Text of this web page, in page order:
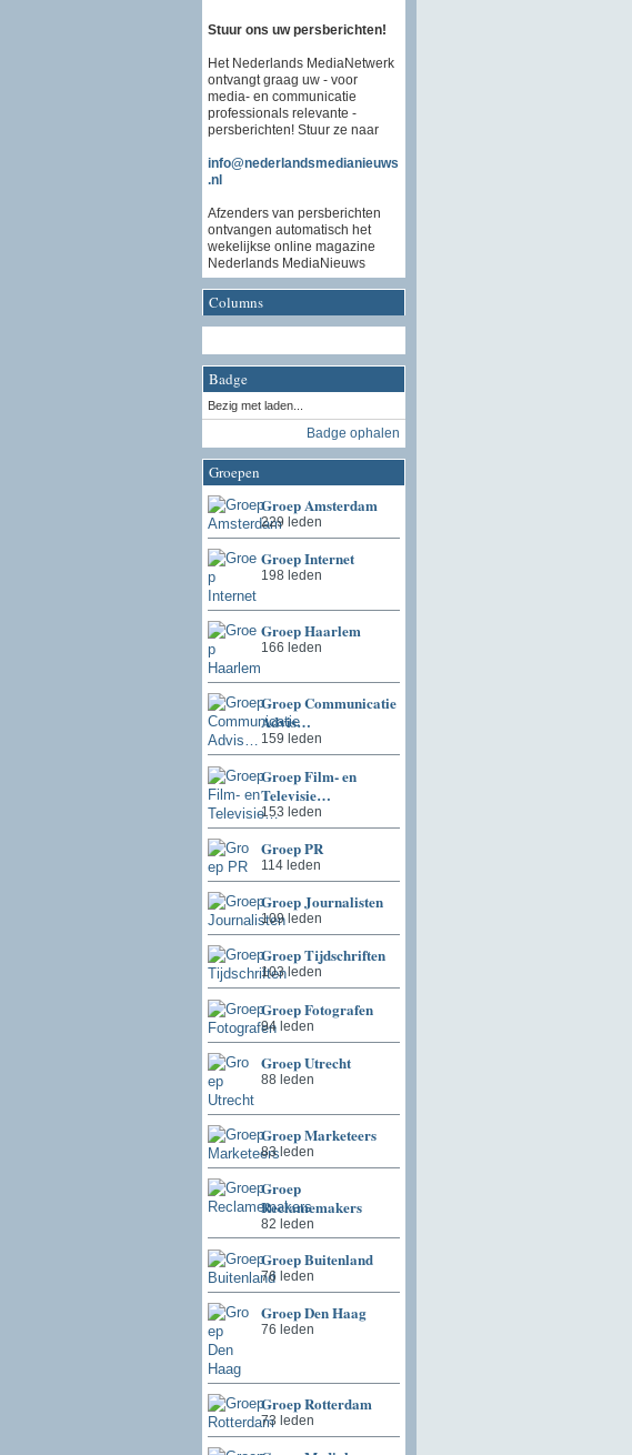
Stuur ons uw persberichten!
Het Nederlands MediaNetwerk
ontvangt graag uw - voor
media- en communicatie
professionals relevante -
persberichten! Stuur ze naar
info@nederlandsmedianieuws
.nl
Afzenders van persberichten
ontvangen automatisch het
wekelijkse online magazine
Nederlands MediaNieuws
Columns
Badge
Bezig met laden...
Badge ophalen
Groepen
Groep Amsterdam
229 leden
Groep Internet
198 leden
Groep Haarlem
166 leden
Groep Communicatie
Advis…
159 leden
Groep Film- en
Televisie…
153 leden
Groep PR
114 leden
Groep Journalisten
109 leden
Groep Tijdschriften
103 leden
Groep Fotografen
94 leden
Groep Utrecht
88 leden
Groep Marketeers
83 leden
Groep
Reclamemakers
82 leden
Groep Buitenland
76 leden
Groep Den Haag
76 leden
Groep Rotterdam
73 leden